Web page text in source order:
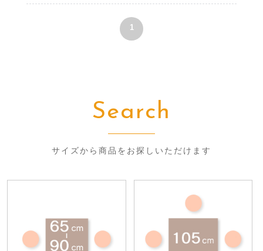
1
Search
サイズから商品をお探しいただけます